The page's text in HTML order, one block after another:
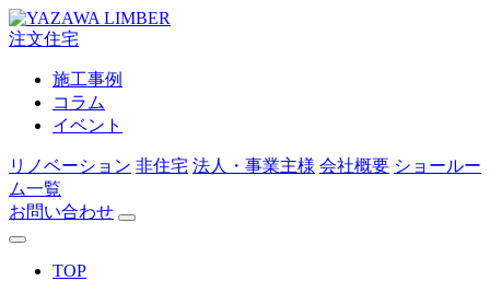
注文住宅
施工事例
コラム
イベント
リノベーション 非住宅 法人・事業主様 会社概要 ショールー
ム一覧
お問い合わせ
TOP